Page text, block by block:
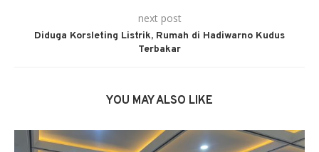
next post
Diduga Korsleting Listrik, Rumah di Hadiwarno Kudus
Terbakar
YOU MAY ALSO LIKE